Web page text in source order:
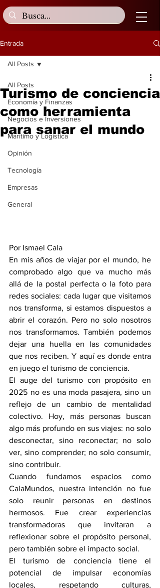
Entrada
All Posts
Economía y Finanzas
Negocios e Inversiones
Marítimo y Logística
Opinión
Tecnología
Empresas
General
All Posts
Turismo de conciencia
como herramienta
para sanar el mundo
Por Ismael Cala
En mis años de viajar por el mundo, he
comprobado algo que va mucho más
allá de la postal perfecta o la foto para
redes sociales: cada lugar que visitamos
nos transforma, si estamos dispuestos a
abrir el corazón. Pero no solo nosotros
nos transformamos. También podemos
dejar una huella en las comunidades
que nos reciben. Y aquí es donde entra
en juego el turismo de conciencia.
El auge del turismo con propósito en
2025 no es una moda pasajera, sino un
reflejo de un cambio de mentalidad
colectivo. Hoy, más personas buscan
algo más profundo en sus viajes: no solo
desconectar, sino reconectar; no solo
ver, sino comprender; no solo consumir,
sino contribuir.
Cuando fundamos espacios como
CalaMundos, nuestra intención no fue
solo reunir personas en destinos
hermosos. Fue crear experiencias
transformadoras que invitaran a
reflexionar sobre el propósito personal,
pero también sobre el impacto social.
El turismo de conciencia tiene el
potencial de impulsar economías
locales, respetando culturas,